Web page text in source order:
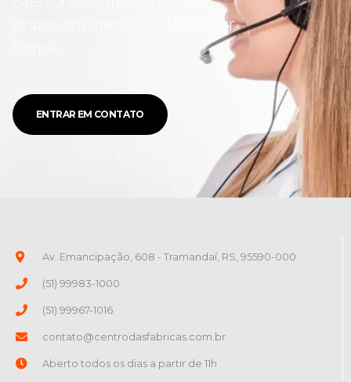
prazer em atendê-lo da melhor
ENTRAR EM CONTATO
Av. Emancipação, 608 - Tramandaí, RS, 95590-000
(51) 99983-1000
(51) 99967-1016
contato@centrodasfabricas.com.br
Aberto todos os dias a partir de 11h